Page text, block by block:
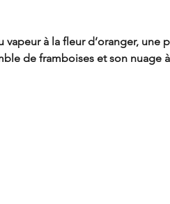
vapeur à la fleur d’oranger,
de framboises et son nuage à